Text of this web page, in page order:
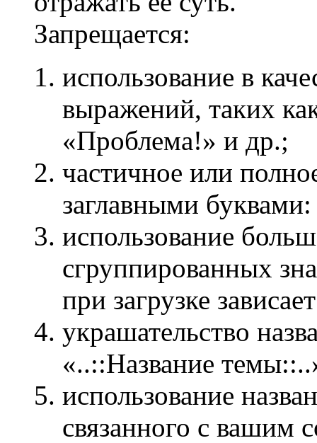
Запрещается:
использование в
выражений, таких
«Проблема!» и др.;
частичное или
заглавными
использование
сгруппированных
при загрузке
украшательство
«..::Название
использование
связанного с вашим